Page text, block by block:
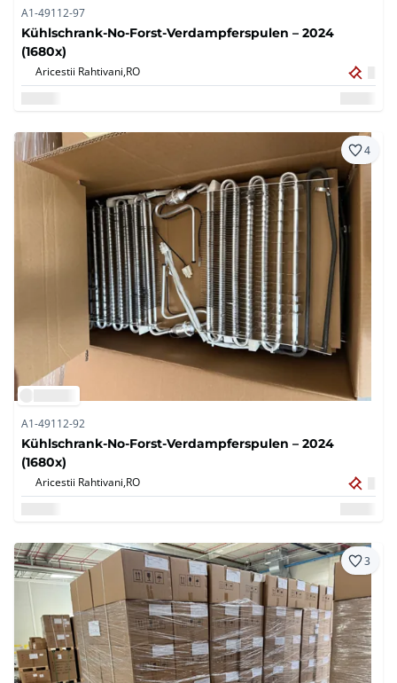
A1-49112-97
Kühlschrank-No-Forst-Verdampferspulen – 2024
(1680x)
Aricestii Rahtivani,RO
4
A1-49112-92
Kühlschrank-No-Forst-Verdampferspulen – 2024
(1680x)
Aricestii Rahtivani,RO
3